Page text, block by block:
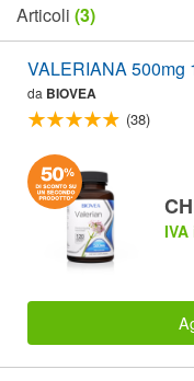
Articoli (3)
VALERIANA 500mg
da BIOVEA
(38)